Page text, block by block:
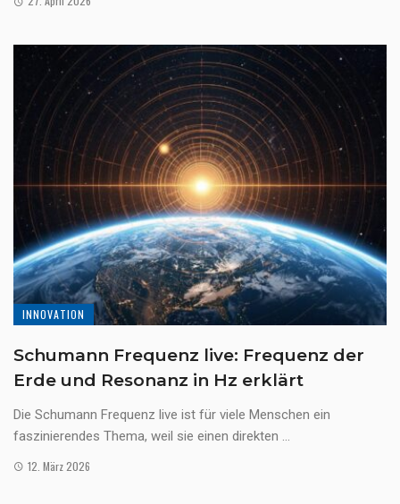
INNOVATION
Schumann Frequenz live: Frequenz der
Erde und Resonanz in Hz erklärt
Die Schumann Frequenz live ist für viele Menschen ein
faszinierendes Thema, weil sie einen direkten ...
12. März 2026